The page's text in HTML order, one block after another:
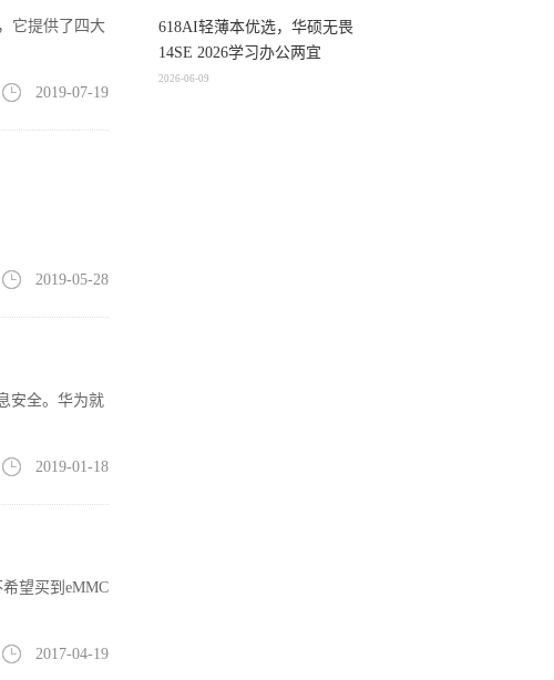
它提供了四大
2019-07-19
2019-05-28
安全。华为就
2019-01-18
望买到eMMC
2017-04-19
618AI轻薄本优选，华硕无畏
14SE 2026学习办公两宜
2026-06-09